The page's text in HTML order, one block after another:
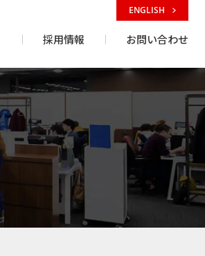
採用情報 お問い合わせ
ENGLISH